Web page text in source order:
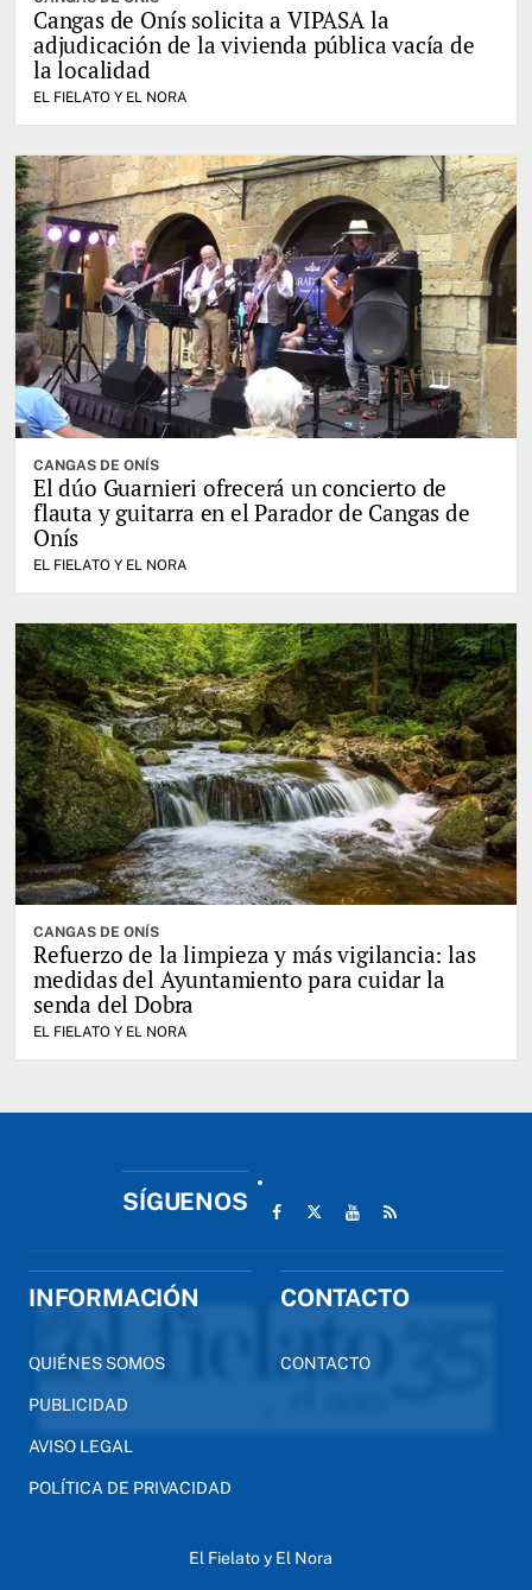
Cangas de Onís solicita a VIPASA la
adjudicación de la vivienda pública vacía de
la localidad
EL FIELATO Y EL NORA
CANGAS DE ONÍS
El dúo Guarnieri ofrecerá un concierto de
flauta y guitarra en el Parador de Cangas de
Onís
EL FIELATO Y EL NORA
CANGAS DE ONÍS
Refuerzo de la limpieza y más vigilancia: las
medidas del Ayuntamiento para cuidar la
senda del Dobra
EL FIELATO Y EL NORA
SÍGUENOS
INFORMACIÓN
QUIÉNES SOMOS
PUBLICIDAD
AVISO LEGAL
POLÍTICA DE PRIVACIDAD
CONTACTO
CONTACTO
El Fielato y El Nora